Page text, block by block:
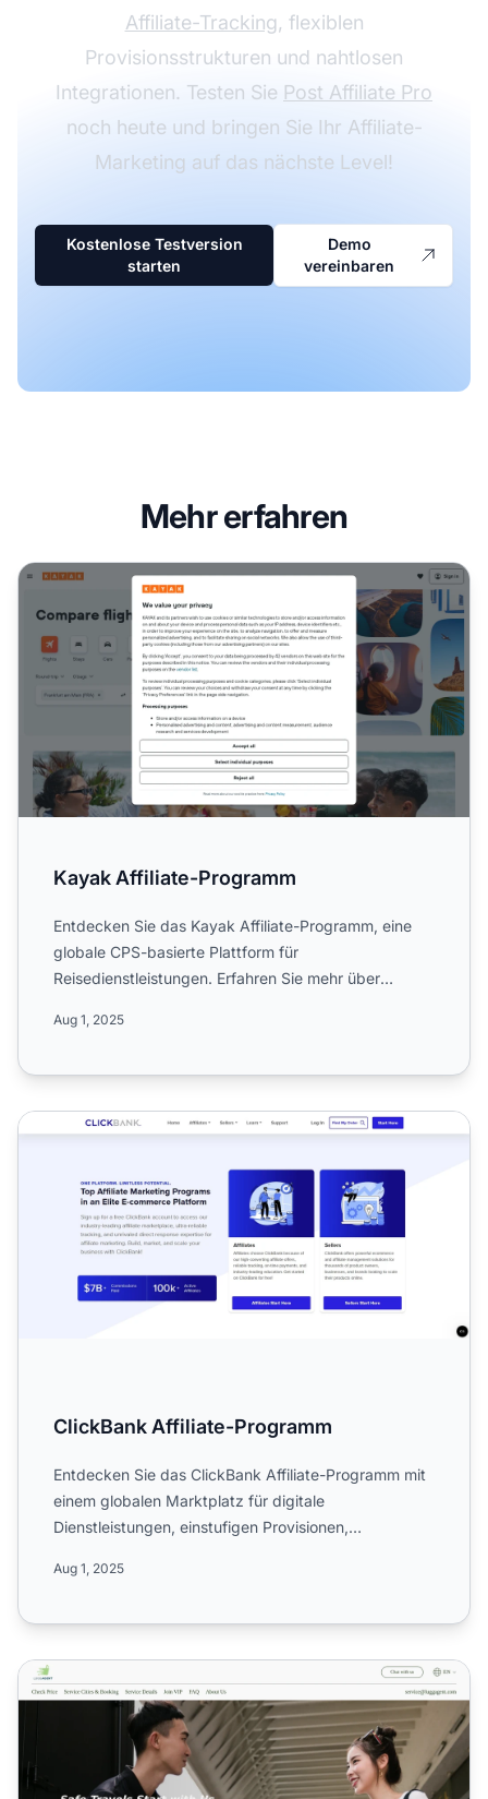
Affiliate-Tracking, flexiblen
Provisionsstrukturen und nahtlosen
Integrationen. Testen Sie Post Affiliate Pro
noch heute und bringen Sie Ihr Affiliate-
Marketing auf das nächste Level!
Kostenlose Testversion
starten
Demo
vereinbaren
Mehr erfahren
Kayak Affiliate-Programm
Kayak Affiliate-Programm
Entdecken Sie das Kayak Affiliate-Programm, eine
globale CPS-basierte Plattform für
Reisedienstleistungen. Erfahren Sie mehr über
Aug 1, 2025
ClickBank Affiliate-Programm
ClickBank Affiliate-Programm
Entdecken Sie das ClickBank Affiliate-Programm mit
einem globalen Marktplatz für digitale
Dienstleistungen, einstufigen Provisionen,
Aug 1, 2025
LuggAgent Affiliate-Programm